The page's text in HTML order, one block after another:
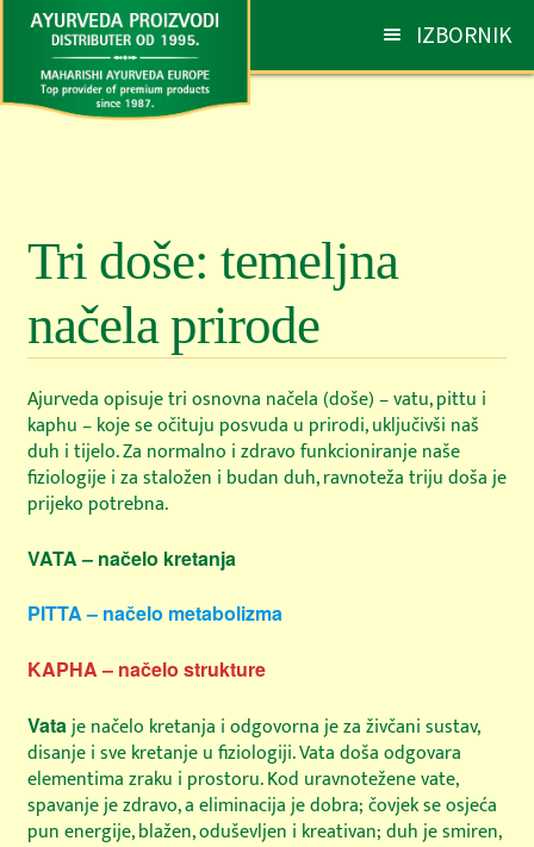
Preskoči
na
navigaciju
Skoči
do
sadržaja
IZBORNIK
AYURVEDA
KOJE PROIZVODE IZABRATI?
MAHARISHI MAHESH YOGI
SLUŽBENA PROCJENA MAHARISHI AYURVEDE
CERTIFIKAT ISO 9001
PROIZVODI
SAVJETI I PREPORUKE
KONTAKT
Tri doše: temeljna
načela prirode
Ajurveda opisuje tri osnovna načela (doše) – vatu, pittu i
kaphu – koje se očituju posvuda u prirodi, uključivši naš
duh i tijelo. Za normalno i zdravo funkcioniranje naše
fiziologije i za staložen i budan duh, ravnoteža triju doša je
prijeko potrebna.
VATA – načelo kretanja
PITTA – načelo metabolizma
KAPHA – načelo strukture
Vataje načelo kretanja i odgovorna je za živčani sustav,
disanje i sve kretanje u fiziologiji. Vata doša odgovara
elementima zraku i prostoru. Kod uravnotežene vate,
spavanje je zdravo, a eliminacija je dobra; čovjek se osjeća
pun energije, blažen, oduševljen i kreativan; duh je smiren,